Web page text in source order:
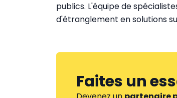
publics. L'équipe de
d'étranglement en solutions
Faites un